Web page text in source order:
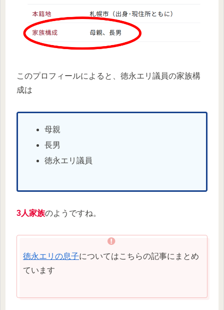
このプロフィールによると、徳永エリ議員の家族構
成は
母親
長男
徳永エリ議員
3人家族のようですね。
徳永エリの息子についてはこちらの記事にまとめ
ています